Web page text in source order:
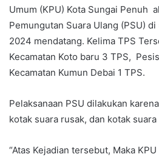
Umum (KPU) Kota Sungai Penuh
Pemungutan Suara Ulang (PSU)
2024 mendatang. Kelima TPS
Kecamatan Koto baru 3 TPS,
Kecamatan Kumun Debai 1 TPS.
Pelaksanaan PSU dilakukan
kotak suara rusak, dan kotak
“Atas Kejadian tersebut, Maka